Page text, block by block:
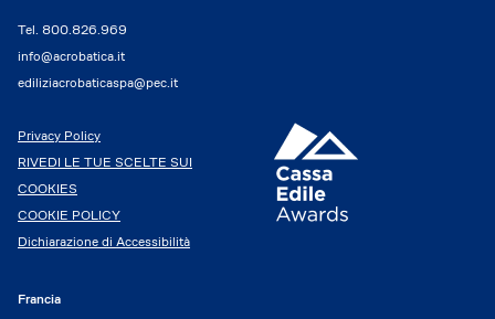
Tel. 800.826.969
info@acrobatica.it
ediliziacrobaticaspa@pec.it
Privacy Policy
RIVEDI LE TUE SCELTE SUI
COOKIES
COOKIE POLICY
Dichiarazione di Accessibilità
Francia